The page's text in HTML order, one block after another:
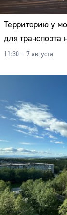
Территорию у
для транспорта
11:30 – 7 августа